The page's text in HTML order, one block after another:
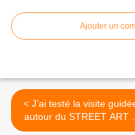
Ajouter un
< J’ai testé la visite guidée
autour du STREET ART à
ORLEANS Métropole